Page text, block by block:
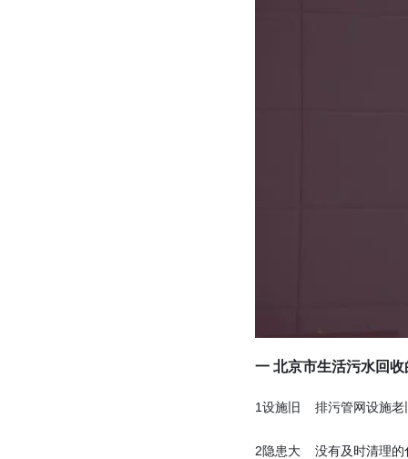
一 北京市生活污水回收
1设施旧 排污管网设施老
2隐患大 没有及时清理的